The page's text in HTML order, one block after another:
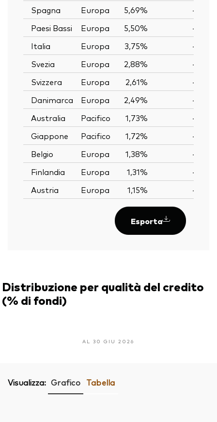
Spagna Europa 5,69%
—
Paesi Bassi
Europa 5,50%
—
Italia
Europa 3,75%
—
Svezia
Europa 2,88%
—
Svizzera
Europa 2,61%
—
Danimarca
Europa 2,49%
—
Australia
Pacifico 1,73%
—
Giappone
Pacifico 1,72%
—
Belgio
Europa 1,38%
—
Finlandia
Europa 1,31%
—
Austria
Europa 1,15% —
Esporta
Distribuzione per qualità del credito
(% di fondi)
AL 30 GIU 2026
Visualizza: Grafico Tabella